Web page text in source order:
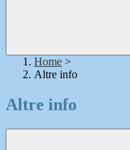
Home >
Altre info
Altre info